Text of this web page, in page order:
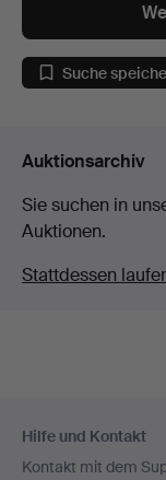
Suche
Auktionsarchiv
Sie suchen in
Auktionen.
Stattdessen
Navigation
Hilfe und Kontakt
Kontakt mit dem